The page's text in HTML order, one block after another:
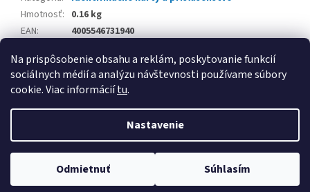
Na prispôsobenie obsahu a reklám, poskytovanie funkcií
sociálnych médií a analýzu návštevnosti používame súbory
cookie. Viac informáciítu.
Nastavenie
Odmietnuť Súhlasím
Hmotnosť: 0.16 kg
EAN:
4005546731940
Copyright 2026www.kancpapier.sk. Všetky práva vyhradené.
Upraviť nastavenie cookies